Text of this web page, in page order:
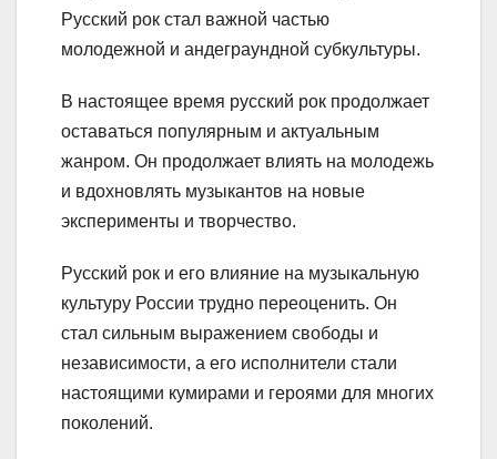
Русский рок стал важной частью
молодежной и андеграундной субкультуры.
В настоящее время русский рок продолжает
оставаться популярным и актуальным
жанром. Он продолжает влиять на молодежь
и вдохновлять музыкантов на новые
эксперименты и творчество.
Русский рок и его влияние на музыкальную
культуру России трудно переоценить. Он
стал сильным выражением свободы и
независимости, а его исполнители стали
настоящими кумирами и героями для многих
поколений.